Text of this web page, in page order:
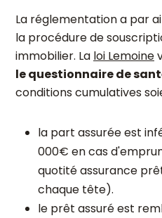
La réglementation a par
la procédure de
immobilier. La loi Lemoine
le questionnaire de
conditions cumulatives
la part assurée est
000€ en cas
quotité assurance
chaque tête).
le prêt assuré est